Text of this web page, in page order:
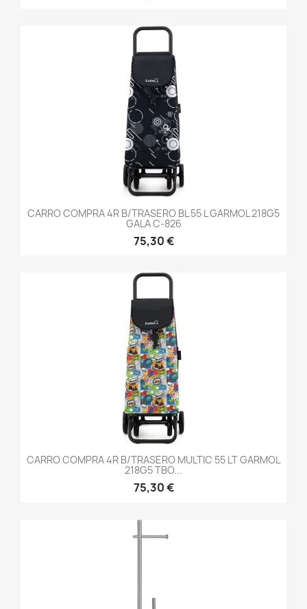
CARRO COMPRA 4R B/TRASERO BL 55 L GARMOL 218G5
GALA C-826
75,30 €
CARRO COMPRA 4R B/TRASERO MULTIC 55 LT GARMOL
218G5 TBO...
75,30 €